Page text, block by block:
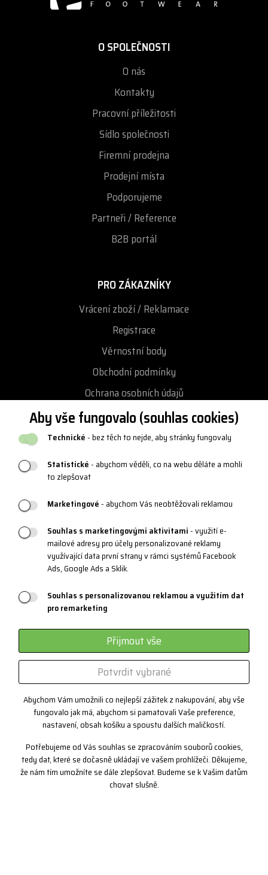
Aby vše fungovalo (souhlas cookies)
Abychom Vám umožnili co nejlepší zážitek z nakupování, aby vše
fungovalo jak má, abychom si pamatovali Vaše preference,
nastavení, obsah košíku a spoustu dalších maličkostí.
Potřebujeme od Vás souhlas se zpracováním souborů cookies,
tedy dat, které se dočasně ukládají ve vašem prohlížeči. Děkujeme,
že nám tím umožníte se dále zlepšovat. Budeme se k Vašim datům
chovat slušně.
Technické- bez těch to nejde, aby stránky fungovaly
Statistické- abychom věděli, co na webu děláte a mohli
to zlepšovat
Marketingové- abychom Vás neobtěžovali reklamou
Souhlas s marketingovými aktivitami- využití e-
mailové adresy pro účely personalizované reklamy
využívající data první strany v rámci systémů Facebook
Ads, Google Ads a Sklik.
Souhlas s personalizovanou reklamou a využitím dat
pro remarketing
Potvrdit vybrané
Přijmout vše
O SPOLEČNOSTI
O nás
Kontakty
Pracovní příležitosti
Sídlo společnosti
Firemní prodejna
Prodejní místa
Podporujeme
Partneři / Reference
B2B portál
PRO ZÁKAZNÍKY
Vrácení zboží / Reklamace
Registrace
Věrnostní body
Obchodní podmínky
Ochrana osobních údajů
Podmínky vrácení / výměny zboží
Reklamační řád
Velikostní tabulky
Údržba oblečení a obuvi
Materiály a technologie
Systém 3 vrstev
Sportovní brýle - kategorie
Certifikáty
Zakázková výroba
Kontakt
+420 774 968 904
info@progress-cz.cz